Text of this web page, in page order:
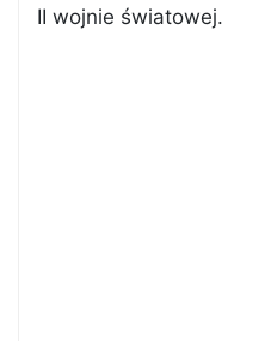
II wojnie światowej.